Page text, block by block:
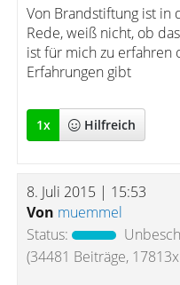
Von Brandstiftung ist in
Rede, weiß nicht, ob
ist für mich zu erfahren
Erfahrungen gibt
1x Hilfreich
8. Juli 2015 | 15:53
Von muemmel
Status:
(34481 Beiträge,